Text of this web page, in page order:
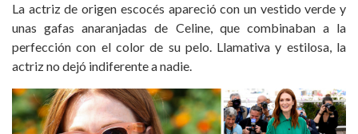
La actriz de origen escocés apareció con un vestido verde y
unas gafas anaranjadas de Celine, que combinaban a la
perfección con el color de su pelo. Llamativa y estilosa, la
actriz no dejó indiferente a nadie.